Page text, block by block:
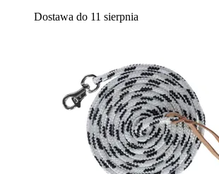
Dostawa do 11 sierpnia